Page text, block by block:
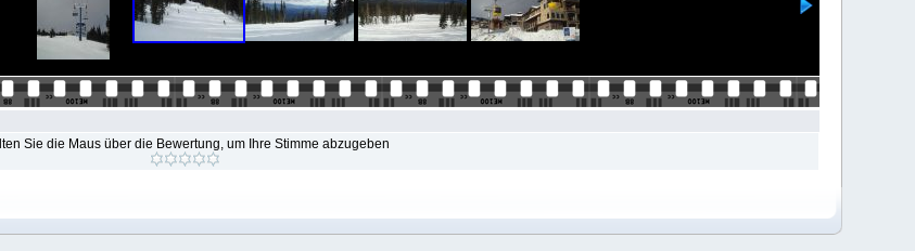
Sie die Maus über die Bewertung, um Ihre Stimme abzugeben